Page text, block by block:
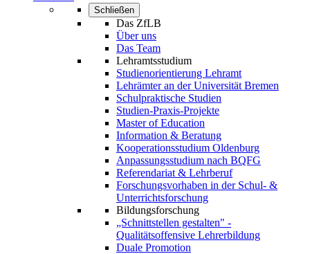
Schließen
Das ZfLB
Über uns
Das Team
Lehramtsstudium
Studienorientierung Lehramt
Lehrämter an der Universität Bremen
Schulpraktische Studien
Studien-Praxis-Projekte
Master of Education
Information & Beratung
Kooperationsstudium Oldenburg
Anpassungsstudium nach BQFG
Referendariat & Lehrberuf
Forschungsvorhaben in der Schul- &
Unterrichtsforschung
Bildungsforschung
„Schnittstellen gestalten" -
Qualitätsoffensive Lehrerbildung
Duale Promotion